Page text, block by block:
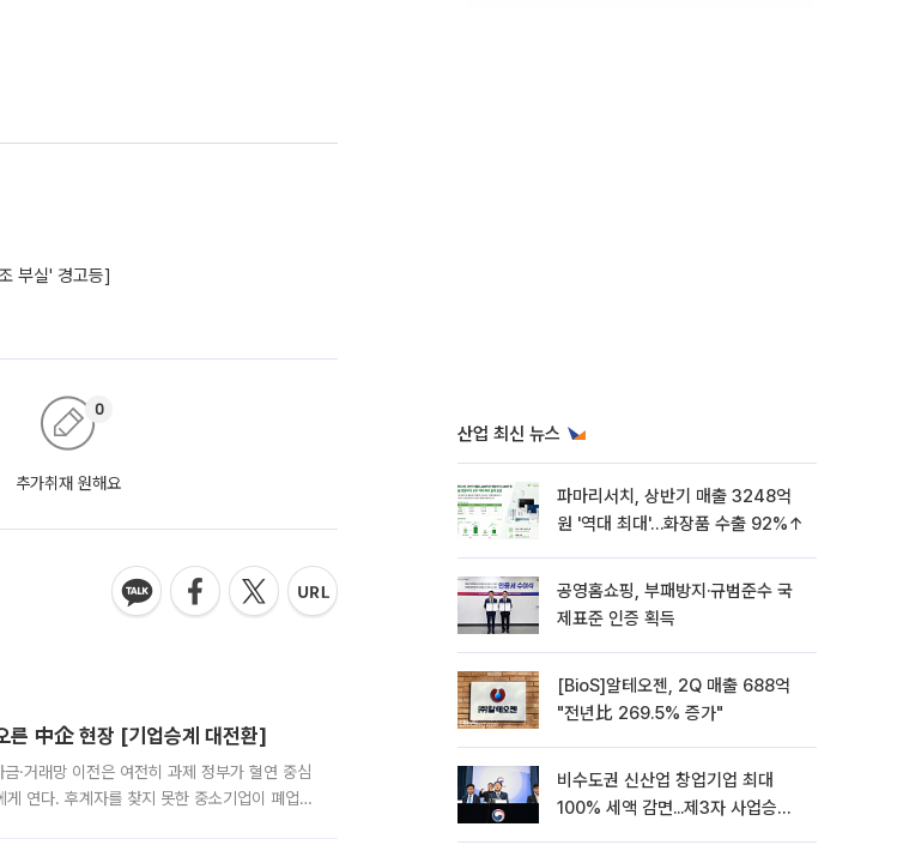
부실' 경고등]
추가취재 원해요
0
른 中企 현장 [기업승계 대전환]
·거래망 이전은 여전히 과제 정부가 혈연 중심
연다. 후계자를 찾지 못한 중소기업이 폐업
산업 최신 뉴스
파마리서치, 상반기 매출 3248억
원 '역대 최대'…화장품 수출 92%↑
공영홈쇼핑, 부패방지·규범준수 국
제표준 인증 획득
[BioS]알테오젠, 2Q 매출 688억
"전년比 269.5% 증가"
비수도권 신산업 창업기업 최대
100% 세액 감면...제3자 사업승계